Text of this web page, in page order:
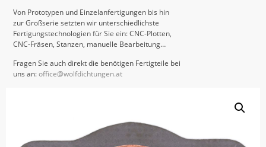
Von Prototypen und Einzelanfertigungen bis hin
zur Großserie setzten wir unterschiedlichste
Fertigungstechnologien für Sie ein: CNC-Plotten,
CNC-Fräsen, Stanzen, manuelle Bearbeitung…
Fragen Sie auch direkt die benötigen Fertigteile bei
uns an:office@wolfdichtungen.at